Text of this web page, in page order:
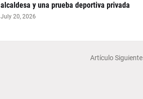
alcaldesa y una prueba deportiva privada
July 20, 2026
Artículo Siguiente